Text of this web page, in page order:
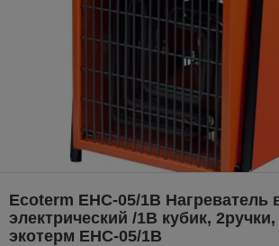
Ecoterm EHC-05/1B Нагреватель
электрический /1В кубик,
экотерм EHC-05/1B